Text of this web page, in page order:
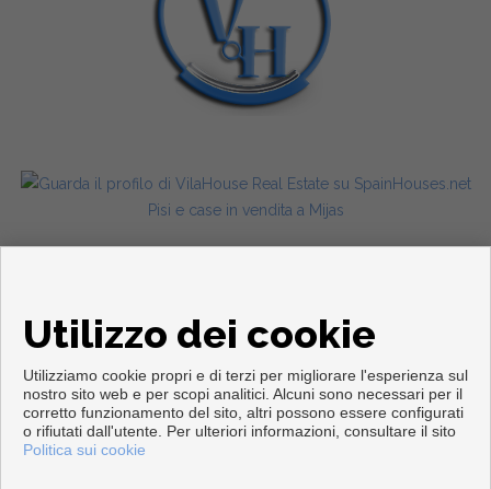
Pisi e case in vendita a Mijas
Copyright © 2026. Tutte le diritti riservate.
Info legali|Protezione dei dati politica
Utilizzo dei cookie
Utilizziamo cookie propri e di terzi per migliorare l'esperienza sul
nostro sito web e per scopi analitici. Alcuni sono necessari per il
corretto funzionamento del sito, altri possono essere configurati
o rifiutati dall'utente. Per ulteriori informazioni, consultare il sito
Politica sui cookie